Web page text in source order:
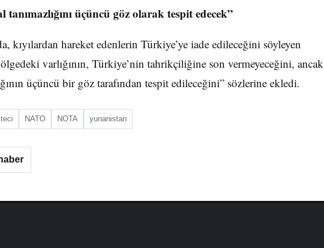
üçüncü göz olarak tespit edecek”
kıyılardan hareket edenlerin Türkiye’ye iade edileceğini söyleyen
varlığının, Türkiye’nin tahrikçiliğine son vermeyeceğini, ancak
üçüncü bir göz tarafından tespit edileceğini” sözlerine ekledi.
NATO NOTA yunanistan